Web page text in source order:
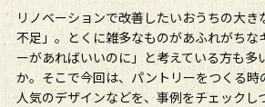
リノベーションで改善したいおうちの大
不足」。とくに雑多なものがあふれがちな
ーがあればいいのに」と考えている方も多
か。そこで今回は、パントリーをつくる時
人気のデザインなどを、事例をチェックし